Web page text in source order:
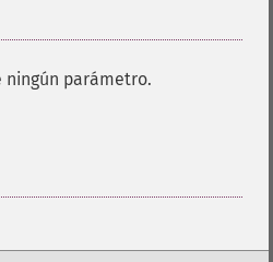
ningún parámetro.